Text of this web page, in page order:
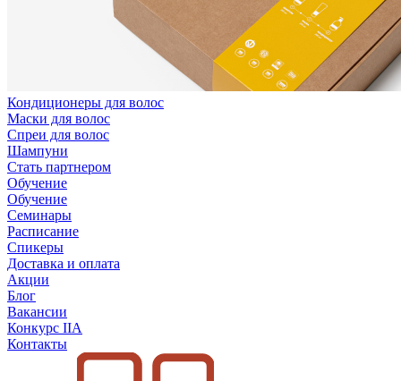
Кондиционеры для волос
Маски для волос
Спреи для волос
Шампуни
Стать партнером
Обучение
Обучение
Семинары
Расписание
Спикеры
Доставка и оплата
Акции
Блог
Вакансии
Конкурс IIA
Контакты